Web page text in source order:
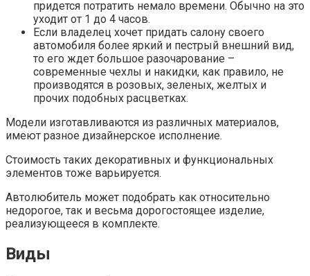
придется потратить немало времени. Обычно на это
уходит от 1 до 4 часов.
Если владелец хочет придать салону своего
автомобиля более яркий и пестрый внешний вид,
то его ждет большое разочарование –
современные чехлы и накидки, как правило, не
производятся в розовых, зеленых, желтых и
прочих подобных расцветках.
Модели изготавливаются из различных материалов,
имеют разное дизайнерское исполнение.
Стоимость таких декоративных и функциональных
элементов тоже варьируется.
Автолюбитель может подобрать как относительно
недорогое, так и весьма дорогостоящее изделие,
реализующееся в комплекте.
Виды